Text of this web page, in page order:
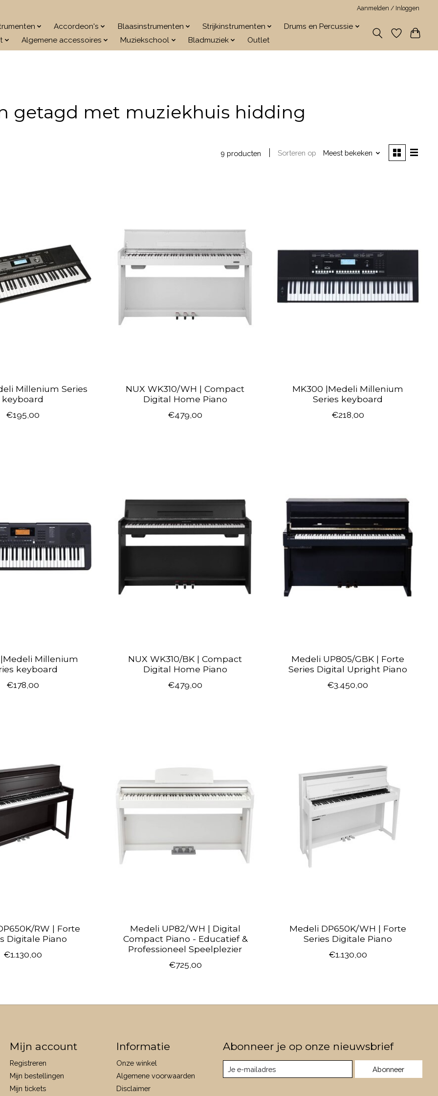
Aanmelden / Inloggen
Accordeon's Blaasinstrumenten Strijkinstrumenten
Drums en Percussie
Algemene accessoires Muziekschool Bladmuziek Outlet
getagd met muziekhuis hidding
9 producten Sorteren op Meest bekeken
Millenium Series
keyboard
€195,00
NUX WK310/WH | Compact
Digital Home Piano
€479,00
MK300 |Medeli Millenium
Series keyboard
€218,00
Millenium
keyboard
€178,00
NUX WK310/BK | Compact
Digital Home Piano
€479,00
Medeli UP805/GBK | Forte
Series Digital Upright Piano
€3.450,00
RW | Forte
Digitale Piano
€1.130,00
Medeli UP82/WH | Digital
Compact Piano - Educatief &
Professioneel Speelplezier
€725,00
Medeli DP650K/WH | Forte
Series Digitale Piano
€1.130,00
Mijn account
Registreren
Mijn bestellingen
Mijn tickets
Informatie
Onze winkel
Algemene voorwaarden
Disclaimer
Abonneer je op onze nieuwsbrief
Abonneer